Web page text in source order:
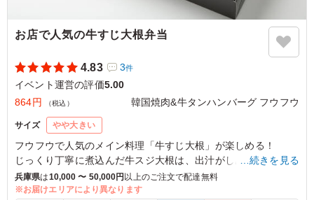
お店で人気の牛すじ大根弁当
4.83 3件
イベント運営の評価5.00
864円
（税込） 韓国焼肉&牛タンハンバーグ フウフウ
サイズ やや大きい
フウフウで人気のメイン料理「牛すじ大根」が楽しめる！
じっくり丁寧に煮込んだ牛スジ大根は、出汁がしみ込んだ優し
い味わいに仕上がっています。
バランスグッドなお弁当を様々なシーンでご利用ください。
…続きを見る
兵庫県は10,000 〜 50,000円以上のご注文で配達無料
※お届けエリアにより異なります